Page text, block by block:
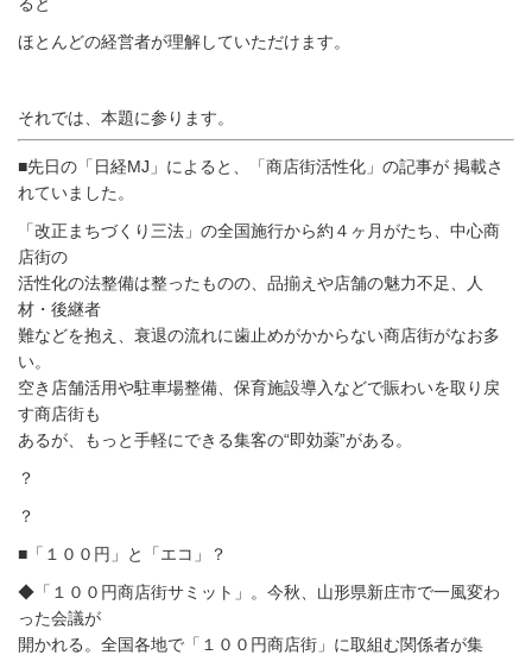
ほとんどの経営者が理解していただけます。
それでは、本題に参ります。
■先日の「日経MJ」によると、「商店街活性化」の記事が 掲載さ
れていました。
「改正まちづくり三法」の全国施行から約４ヶ月がたち、中心商
店街の
活性化の法整備は整ったものの、品揃えや店舗の魅力不足、人
材・後継者
難などを抱え、衰退の流れに歯止めがかからない商店街がなお多
い。
空き店舗活用や駐車場整備、保育施設導入などで賑わいを取り戻
す商店街も
あるが、もっと手軽にできる集客の“即効薬”がある。
？
？
■「１００円」と「エコ」？
◆「１００円商店街サミット」。今秋、山形県新庄市で一風変わ
った会議が
開かれる。全国各地で「１００円商店街」に取組む関係者が集